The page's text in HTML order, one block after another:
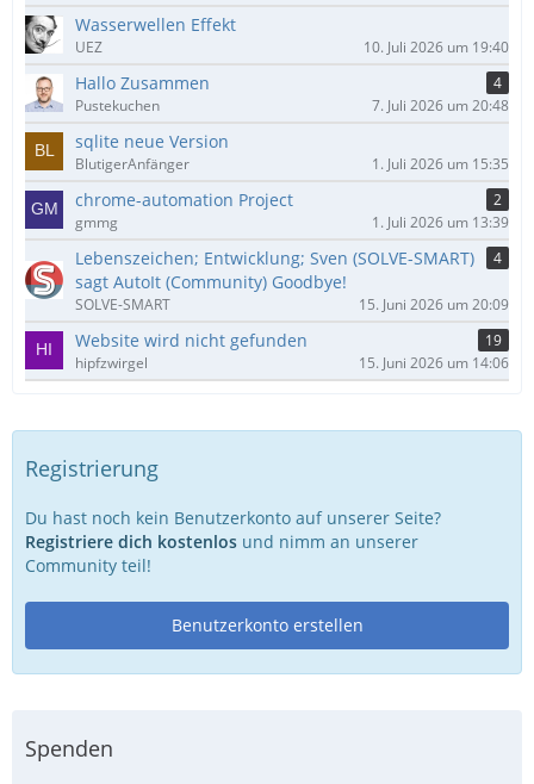
Wasserwellen Effekt
UEZ 10. Juli 2026 um 19:40
Hallo Zusammen
4
Pustekuchen
7. Juli 2026 um 20:48
sqlite neue Version
BlutigerAnfänger 1. Juli 2026 um 15:35
chrome-automation Project
2
gmmg
1. Juli 2026 um 13:39
Lebenszeichen; Entwicklung; Sven (SOLVE-SMART)
sagt AutoIt (Community) Goodbye!
4
SOLVE-SMART 15. Juni 2026 um 20:09
Website wird nicht gefunden
19
hipfzwirgel
15. Juni 2026 um 14:06
Registrierung
Du hast noch kein Benutzerkonto auf unserer Seite?
Registriere dich kostenlos und nimm an unserer
Community teil!
Benutzerkonto erstellen
Spenden